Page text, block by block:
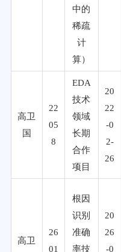
中的
稀疏
计
算）
高卫
国
22
05
8
EDA
技术
领域
长期
合作
项目
20
22
-0
2-
26
高卫
26
01
根因
识别
准确
率技
20
26
-0